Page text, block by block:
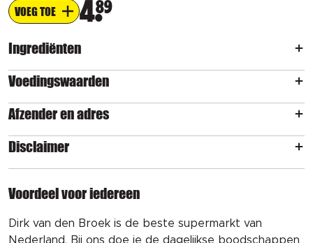
VOEG TOE 489
Ingrediënten
Voedingswaarden
Afzender en adres
Disclaimer
Voordeel voor iedereen
Dirk van den Broek is de beste supermarkt van
Nederland. Bij ons doe je de dagelijkse boodschappen